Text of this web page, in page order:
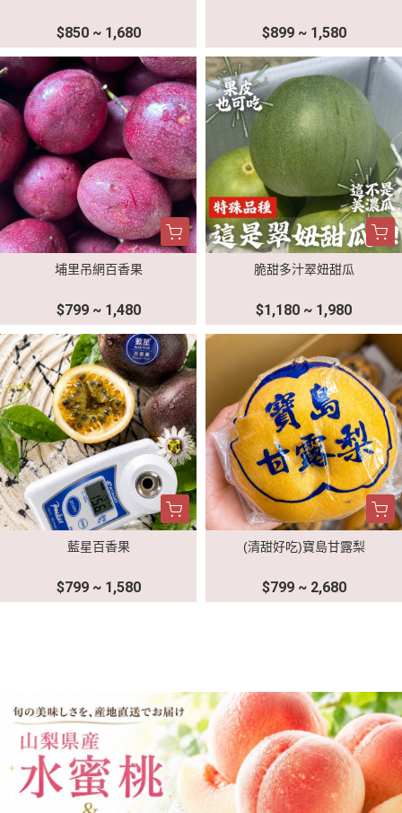
$850 ~ 1,680 $899 ~ 1,580
埔里吊網百香果
$799 ~ 1,480
脆甜多汁翠妞甜瓜
$1,180 ~ 1,980
藍星百香果
$799 ~ 1,580
(清甜好吃)寶島甘露梨
$799 ~ 2,680